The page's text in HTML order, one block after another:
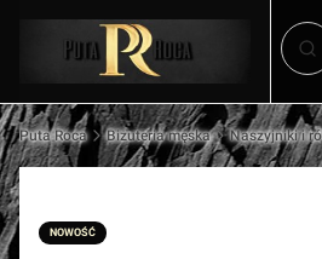
Puta Roca Biżuteria męska Naszyjniki i
NOWOŚĆ